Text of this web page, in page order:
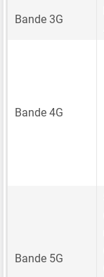
Bande 3G
Bande 4G
Bande 5G